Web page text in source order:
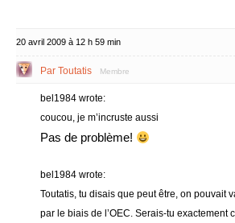
20 avril 2009 à 12 h 59 min
Par Toutatis Membre
bel1984 wrote:
coucou, je m’incruste aussi
Pas de problème!
bel1984 wrote:
Toutatis, tu disais que peut être, on pouvait
par le biais de l’OEC. Serais-tu exactement